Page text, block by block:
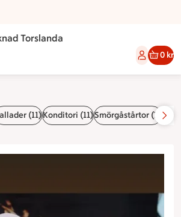
MAXI ICA Stormarknad
Torslanda
0 kr
(11)Konditori (11)Smörgåstårtor (7)